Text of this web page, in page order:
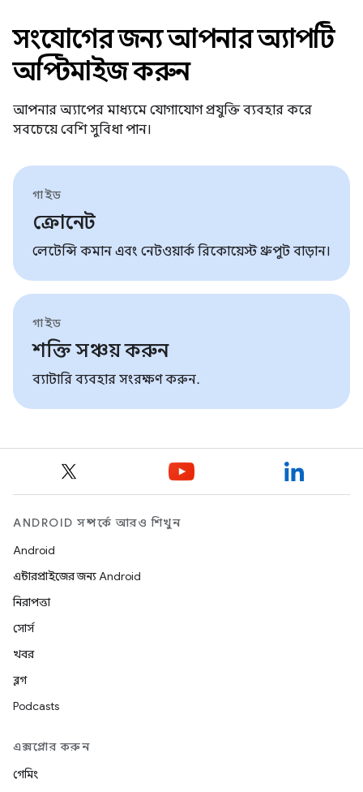
সংযোগের জন্য আপনার অ্যাপটি
অপ্টিমাইজ করুন
আপনার অ্যাপের মাধ্যমে যোগাযোগ প্রযুক্তি ব্যবহার করে
সবচেয়ে বেশি সুবিধা পান।
গাইড
ক্রোনেট
লেটেন্সি কমান এবং নেটওয়ার্ক রিকোয়েস্ট থ্রুপুট বাড়ান।
গাইড
শক্তি সঞ্চয় করুন
ব্যাটারি ব্যবহার সংরক্ষণ করুন.
ANDROID সম্পর্কে আরও শিখুন
Android
এন্টারপ্রাইজের জন্য Android
নিরাপত্তা
সোর্স
খবর
ব্লগ
Podcasts
এক্সপ্লোর করুন
গেমিং